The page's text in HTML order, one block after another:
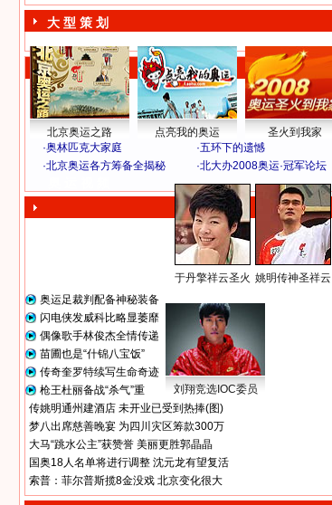
大 型 策 划
北京奥运之路 点亮我的奥运
圣火到我家
·奥林匹克大家庭 ·五环下的遗憾
·北京奥运各方筹备全揭秘 ·北大办2008奥运·冠军论坛
于丹擎祥云圣火 姚明传神圣祥云
奥运足裁判配备神秘装备
闪电侠发威科比略显萎靡
偶像歌手林俊杰全情传递
苗圃也是“什锦八宝饭”
传奇奎罗特续写生命奇迹
枪王杜丽备战“杀气”重
刘翔竞选IOC委员
传姚明通州建酒店 未开业已受到热捧(图)
梦八出席慈善晚宴 为四川灾区筹款300万
大马“跳水公主”获赞誉 美丽更胜郭晶晶
国奥18人名单将进行调整 沈元龙有望复活
索普：菲尔普斯揽8金没戏 北京变化很大